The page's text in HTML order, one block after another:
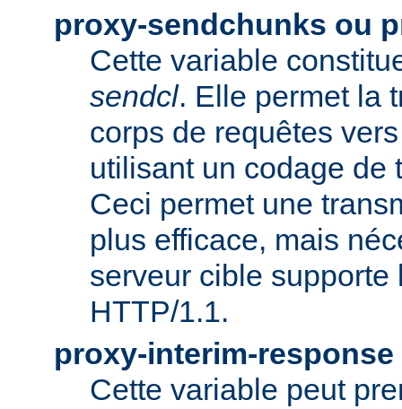
proxy-sendchunks ou
Cette variable
sendcl. Elle permet la
corps de requêtes
utilisant un codage de
Ceci permet une
plus efficace, mais
serveur cible supporte
HTTP/1.1.
proxy-interim-response
Cette variable peut